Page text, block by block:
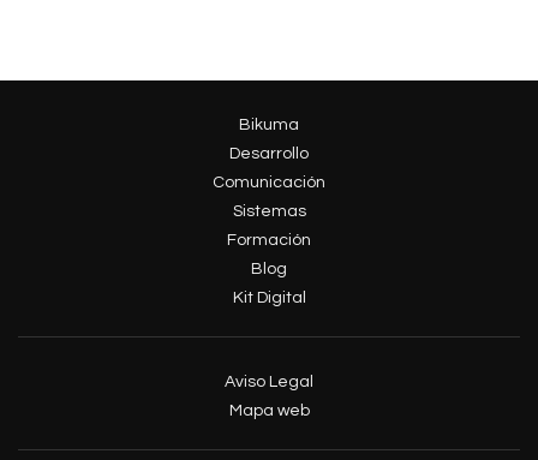
Bikuma
Desarrollo
Comunicación
Sistemas
Formación
Blog
Kit Digital
Aviso Legal
Mapa web